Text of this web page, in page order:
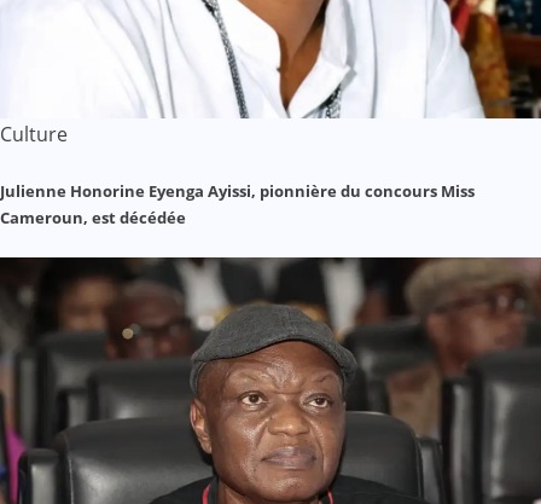
Culture
Julienne Honorine Eyenga Ayissi, pionnière du concours Miss
Cameroun, est décédée